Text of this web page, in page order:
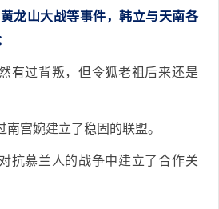
龙山大战等事件，韩立与天南各
有过背叛，但令狐老祖后来还是
南宫婉建立了稳固的联盟。
抗慕兰人的战争中建立了合作关